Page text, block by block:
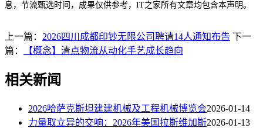
息，节流甄选时间，成果仅供参考，IT之家所有文章均包含本声明。
上一篇： 2026四川成都印钞无限公司聘请14人通知布告 下一
篇：
【概念】清点物流从动化手艺成长趋向
相关新闻
2026哈萨克斯坦建建机械及工程机械博览会2026-01-14
力量取立异的交响：2026年美国拉斯维加斯2026-01-13